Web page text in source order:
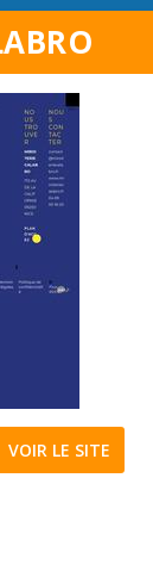
VOIR LE SITE